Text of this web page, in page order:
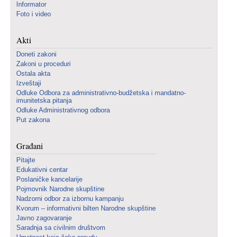
Informator
Foto i video
Akti
Doneti zakoni
Zakoni u proceduri
Ostala akta
Izveštaji
Odluke Odbora za administrativno-budžetska i mandatno-
imunitetska pitanja
Odluke Administrativnog odbora
Put zakona
Građani
Pitajte
Edukativni centar
Poslaničke kancelarije
Pojmovnik Narodne skupštine
Nadzorni odbor za izbornu kampanju
Kvorum – informativni bilten Narodne skupštine
Javno zagovaranje
Saradnja sa civilnim društvom